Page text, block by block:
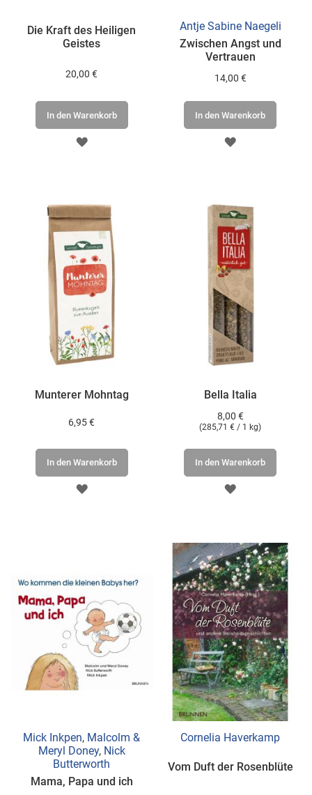
Die Kraft des Heiligen
Geistes
20,00 €
In den Warenkorb
ZUR
Antje Sabine Naegeli
Zwischen Angst und
Vertrauen
14,00 €
In den Warenkorb
ZUR
Munterer Mohntag
6,95 €
In den Warenkorb
ZUR
Bella Italia
8,00 €
(285,71 € / 1 kg)
In den Warenkorb
ZUR
Mick Inkpen, Malcolm &
Meryl Doney, Nick
Butterworth
Mama, Papa und ich
Cornelia Haverkamp
Vom Duft der Rosenblüte